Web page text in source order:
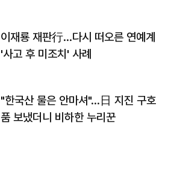
이재룡 재판行…다시 떠오른 연예계
'사고 후 미조치' 사례
"한국산 물은 안마셔"…日 지진 구호
품 보냈더니 비하한 누리꾼